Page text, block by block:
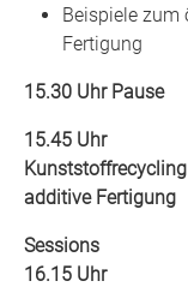
Beispiele zum
Fertigung
15.30 Uhr Pause
15.45 Uhr
additive Fertigung
Sessions
16.15 Uhr